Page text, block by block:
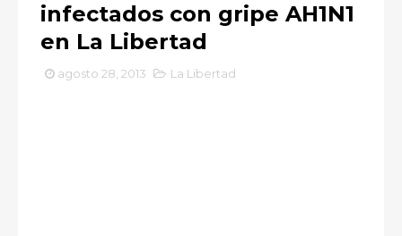
infectados con gripe AH1N1
en La Libertad
agosto 28, 2013 La Libertad